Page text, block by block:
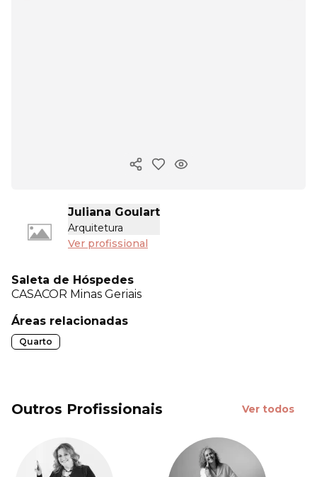
Copiar link
Juliana Goulart
Arquitetura
Ver profissional
Saleta de Hóspedes
CASACOR Minas Geriais
Áreas relacionadas
Quarto
Outros Profissionais Ver todos